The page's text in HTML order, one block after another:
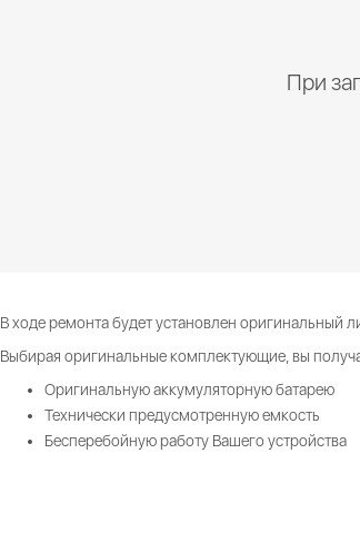
При
В ходе ремонта будет установлен оригинальный
Выбирая оригинальные комплектующие, вы
Оригинальную аккумуляторную батарею
Технически предусмотренную емкость
Бесперебойную работу Вашего устройства